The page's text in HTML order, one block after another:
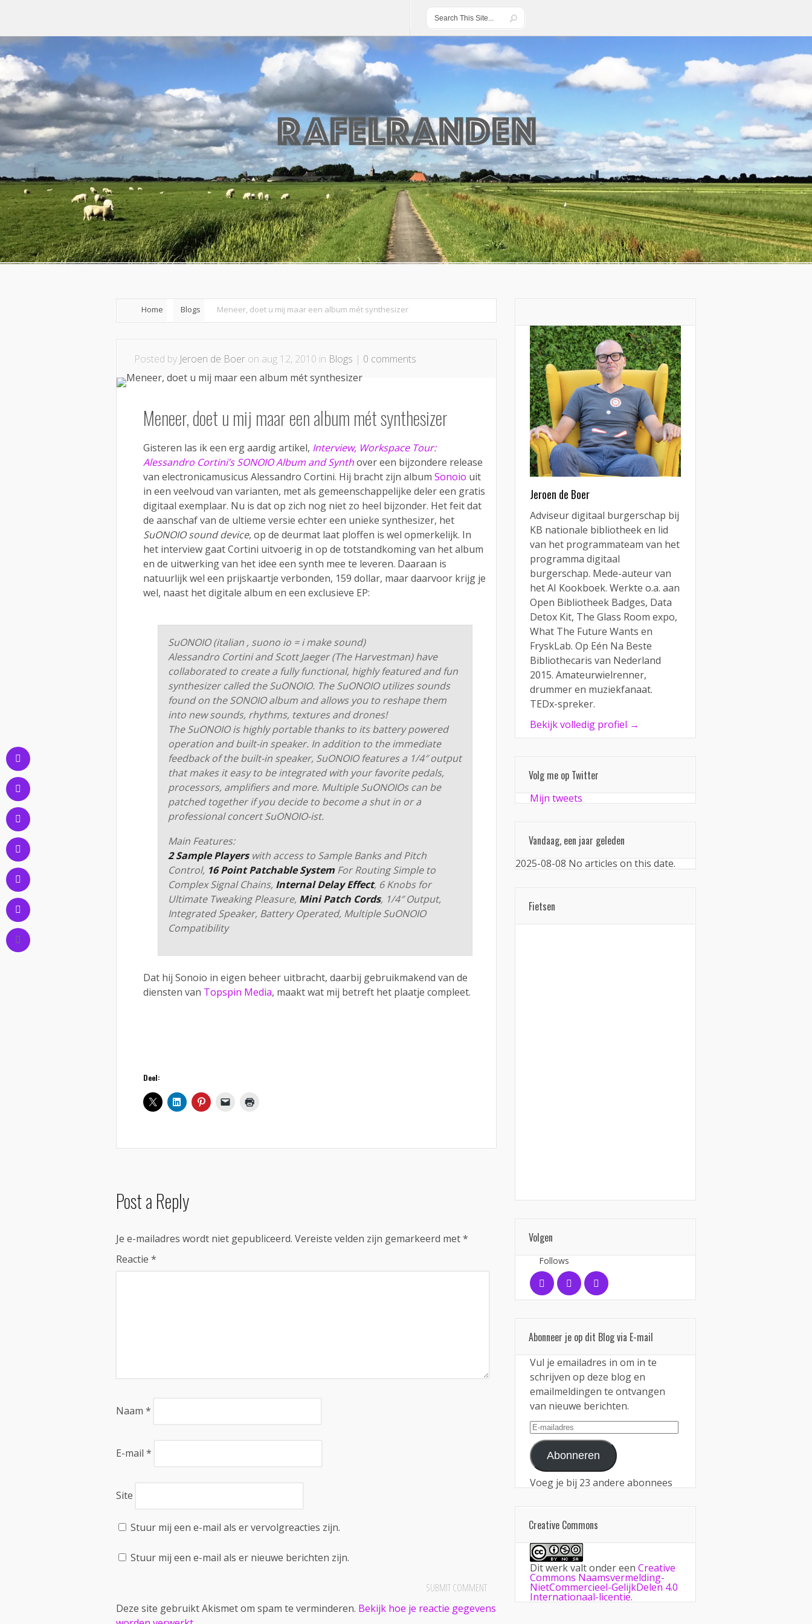
Home Blogs Meneer, doet u mij maar een album mét synthesizer
Posted by Jeroen de Boer on aug 12, 2010 in Blogs | 0 comments
Meneer, doet u mij maar een album mét synthesizer
Gisteren las ik een erg aardig artikel, Interview, Workspace Tour:
Alessandro Cortini’s SONOIO Album and Synthover een bijzondere release
van electronicamusicus Alessandro Cortini. Hij bracht zijn album Sonoio uit
in een veelvoud van varianten, met als gemeenschappelijke deler een gratis
digitaal exemplaar. Nu is dat op zich nog niet zo heel bijzonder. Het feit dat
de aanschaf van de ultieme versie echter een unieke synthesizer, het
SuONOIO sound device, op de deurmat laat ploffen is wel opmerkelijk. In
het interview gaat Cortini uitvoerig in op de totstandkoming van het album
en de uitwerking van het idee een synth mee te leveren. Daaraan is
natuurlijk wel een prijskaartje verbonden, 159 dollar, maar daarvoor krijg je
wel, naast het digitale album en een exclusieve EP:
SuONOIO (italian , suono io = i make sound)
Alessandro Cortini and Scott Jaeger (The Harvestman) have
collaborated to create a fully functional, highly featured and fun
synthesizer called the SuONOIO. The SuONOIO utilizes sounds
found on the SONOIO album and allows you to reshape them
into new sounds, rhythms, textures and drones!
The SuONOIO is highly portable thanks to its battery powered
operation and built-in speaker. In addition to the immediate
feedback of the built-in speaker, SuONOIO features a 1/4″ output
that makes it easy to be integrated with your favorite pedals,
processors, amplifiers and more. Multiple SuONOIOs can be
patched together if you decide to become a shut in or a
professional concert SuONOIO-ist.
Main Features:
2 Sample Playerswith access to Sample Banks and Pitch
Control, 16 Point Patchable System For Routing Simple to
Complex Signal Chains, Internal Delay Effect, 6 Knobs for
Ultimate Tweaking Pleasure, Mini Patch Cords, 1/4″ Output,
Integrated Speaker, Battery Operated, Multiple SuONOIO
Compatibility
Dat hij Sonoio in eigen beheer uitbracht, daarbij gebruikmakend van de
diensten van Topspin Media, maakt wat mij betreft het plaatje compleet.
Deel:
Post a Reply
Je e-mailadres wordt niet gepubliceerd. Vereiste velden zijn gemarkeerd met*
Reactie *
Naam *
E-mail *
Site
Stuur mij een e-mail als er vervolgreacties zijn.
Stuur mij een e-mail als er nieuwe berichten zijn.
Deze site gebruikt Akismet om spam te verminderen. Bekijk hoe je reactie gegevens
Jeroen de Boer
Adviseur digitaal burgerschap bij
KB nationale bibliotheek en lid
van het programmateam van het
programma digitaal
burgerschap. Mede-auteur van
het AI Kookboek. Werkte o.a. aan
Open Bibliotheek Badges, Data
Detox Kit, The Glass Room expo,
What The Future Wants en
FryskLab. Op Eén Na Beste
Bibliothecaris van Nederland
2015. Amateurwielrenner,
drummer en muziekfanaat.
TEDx-spreker.
Bekijk volledig profiel →
Volg me op Twitter
Mijn tweets
Vandaag, een jaar geleden
2025-08-08 No articles on this date.
Fietsen
Volgen
Follows
Abonneer je op dit Blog via E-mail
Vul je emailadres in om in te
schrijven op deze blog en
emailmeldingen te ontvangen
van nieuwe berichten.
E-
mailadres
Abonneren
Voeg je bij 23 andere abonnees
Creative Commons
Dit werk valt onder een Creative
Commons Naamsvermelding-
NietCommercieel-GelijkDelen 4.0
Internationaal-licentie.